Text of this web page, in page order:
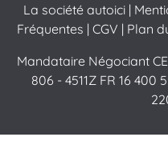
La société autoici |
Fréquentes | CGV | Plan
Mandataire Négociant
806 - 4511Z FR 16 400